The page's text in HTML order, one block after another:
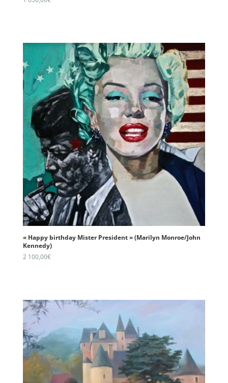
« Happy birthday Mister President » (Marilyn Monroe/John
Kennedy)
2 100,00€